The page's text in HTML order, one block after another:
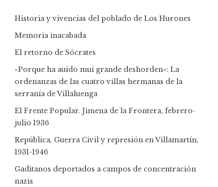
Historia y vivencias del poblado de Los Hurones
Memoria inacabada
El retorno de Sócrates
«Porque ha auido mui grande deshorden»: La
ordenanzas de las cuatro villas hermanas de la
serranía de Villaluenga
El Frente Popular. Jimena de la Frontera, febrero-
julio 1936
República, Guerra Civil y represión en Villamartín,
1931-1946
Gaditanos deportados a campos de concentración
nazis